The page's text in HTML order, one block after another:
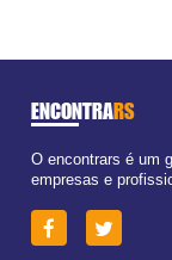
ENCONTRARS
O encontrars é um
empresas e